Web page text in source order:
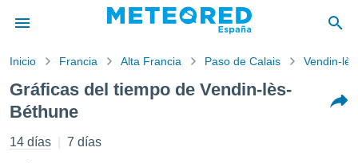
de
para
Inicio Francia Alta Francia Paso de Calais Vendin-
Gráficas del tiempo de Vendin-lès-
Béthune
14 días 7 días